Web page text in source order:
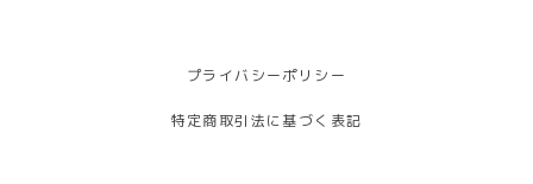
プライバシーポリシー
特定商取引法に基づく表記